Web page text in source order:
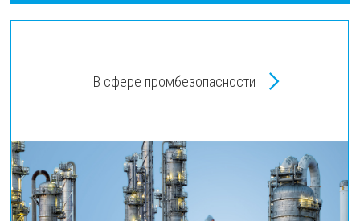
В сфере промбезопасности